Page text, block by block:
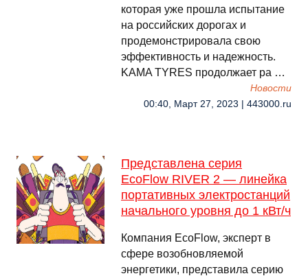
которая уже прошла испытание
на российских дорогах и
продемонстрировала свою
эффективность и надежность.
KAMA TYRES продолжает ра …
Новости
00:40, Март 27, 2023 | 443000.ru
Представлена серия
EcoFlow RIVER 2 — линейка
портативных электростанций
начального уровня до 1 кВт/ч
Компания EcoFlow, эксперт в
сфере возобновляемой
энергетики, представила серию